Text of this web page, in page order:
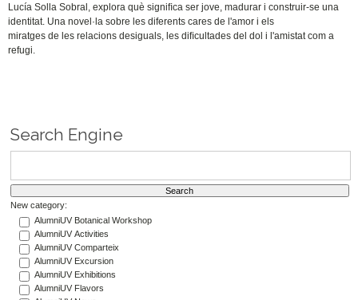
Lucía Solla Sobral, explora què signiﬁca ser jove, madurar i construir-se una
identitat. Una novel·la sobre les diferents cares de l'amor i els
miratges de les relacions desiguals, les diﬁcultades del dol i l'amistat com a
refugi.
Search Engine
New category:
AlumniUV Botanical Workshop
AlumniUV Activities
AlumniUV Comparteix
AlumniUV Excursion
AlumniUV Exhibitions
AlumniUV Flavors